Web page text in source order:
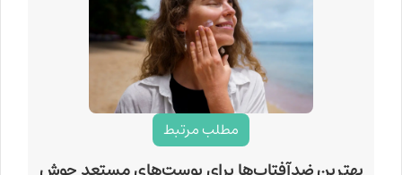
مطلب مرتبط